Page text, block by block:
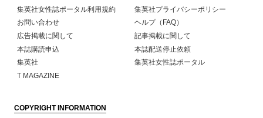
集英社女性誌ポータル利用規約
集英社プライバシーポリシー
お問い合わせ
ヘルプ（FAQ）
広告掲載に関して
記事掲載に関して
本誌購読申込
本誌配送停止依頼
集英社
集英社女性誌ポータル
T MAGAZINE
COPYRIGHT INFORMATION